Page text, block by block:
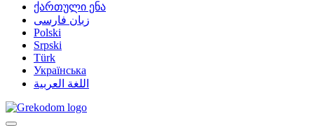
ქართული ენა
زبان فارسی
Polski
Srpski
Türk
Українська
اللغة العربية